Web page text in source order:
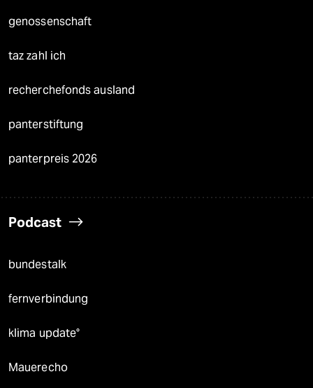
genossenschaft
taz zahl ich
recherchefonds ausland
panterstiftung
panterpreis 2026
Podcast
bundestalk
fernverbindung
klima update°
Mauerecho